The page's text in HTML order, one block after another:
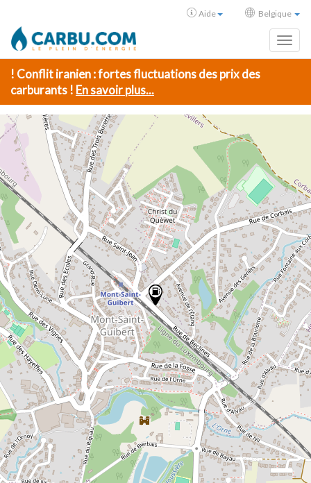
Aide Belgique
! Conflit iranien : fortes fluctuations des prix des
carburants ! En savoir plus...